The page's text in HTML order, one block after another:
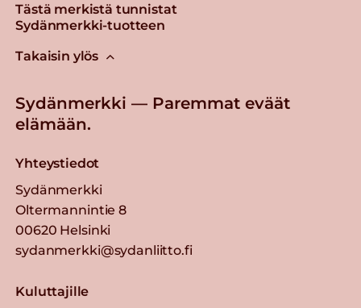
Tästä merkistä tunnistat
Sydänmerkki-tuotteen
Takaisin ylös
Sydänmerkki — Paremmat eväät
elämään.
Yhteystiedot
Sydänmerkki
Oltermannintie 8
00620 Helsinki
sydanmerkki@sydanliitto.fi
Kuluttajille